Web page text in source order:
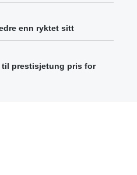
enn ryktet sitt
til prestisjetung pris for